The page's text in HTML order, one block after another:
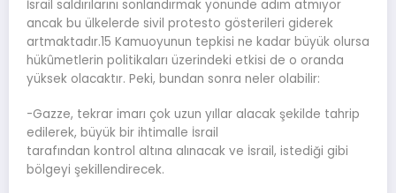
İsrail saldırılarını sonlandırmak yönünde adım atmıyor
ancak bu ülkelerde sivil protesto gösterileri giderek
artmaktadır.15 Kamuoyunun tepkisi ne kadar büyük olursa
hükûmetlerin politikaları üzerindeki etkisi de o oranda
yüksek olacaktır. Peki, bundan sonra neler olabilir:
-Gazze, tekrar imarı çok uzun yıllar alacak şekilde tahrip
edilerek, büyük bir ihtimalle İsrail
tarafından kontrol altına alınacak ve İsrail, istediği gibi
bölgeyi şekillendirecek.